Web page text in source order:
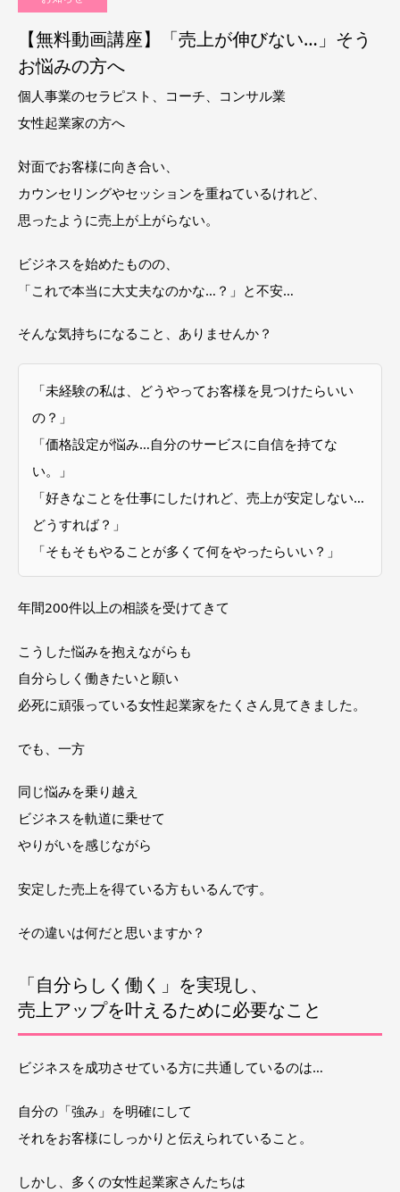
【無料動画講座】「売上が伸びない…」そう
お悩みの方へ
個人事業のセラピスト、コーチ、コンサル業
女性起業家の方へ
対面でお客様に向き合い、
カウンセリングやセッションを重ねているけれど、
思ったように売上が上がらない。
ビジネスを始めたものの、
「これで本当に大丈夫なのかな…？」と不安…
そんな気持ちになること、ありませんか？
「未経験の私は、どうやってお客様を見つけたらいい
の？」
「価格設定が悩み…自分のサービスに自信を持てな
い。」
「好きなことを仕事にしたけれど、売上が安定しない…
どうすれば？」
「そもそもやることが多くて何をやったらいい？」
年間200件以上の相談を受けてきて
こうした悩みを抱えながらも
自分らしく働きたいと願い
必死に頑張っている女性起業家をたくさん見てきました。
でも、一方
同じ悩みを乗り越え
ビジネスを軌道に乗せて
やりがいを感じながら
安定した売上を得ている方もいるんです。
その違いは何だと思いますか？
「自分らしく働く」を実現し、
売上アップを叶えるために必要なこと
ビジネスを成功させている方に共通しているのは…
自分の「強み」を明確にして
それをお客様にしっかりと伝えられていること。
しかし、多くの女性起業家さんたちは